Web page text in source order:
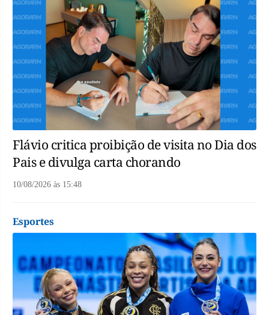
Flávio critica proibição de visita no Dia dos
Pais e divulga carta chorando
10/08/2026 às 15:48
Esportes